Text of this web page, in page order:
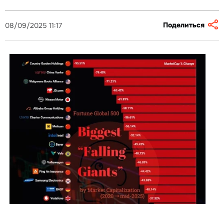
08/09/2025 11:17 Поделиться